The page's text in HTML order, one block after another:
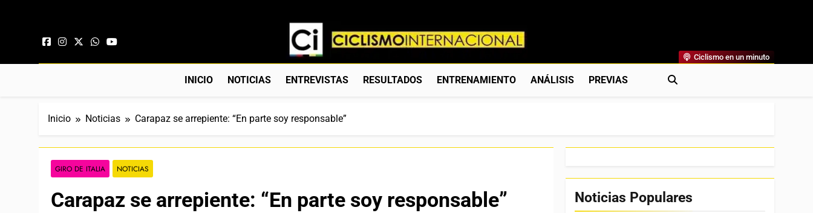
Ciclismo Internacional
Web Dedicada Al Ciclismo Mundial. Entrevistas, Análisis, Crónicas, Previas Y Más. La Web Ciclista De Referencia.
Ciclismo en un minuto
INICIO NOTICIAS ENTREVISTAS RESULTADOS ENTRENAMIENTO ANÁLISIS PREVIAS
Inicio Noticias Carapaz se arrepiente: “En parte soy responsable”
GIRO DE ITALIA NOTICIAS
Carapaz se arrepiente: “En parte soy responsable” Noticias Populares